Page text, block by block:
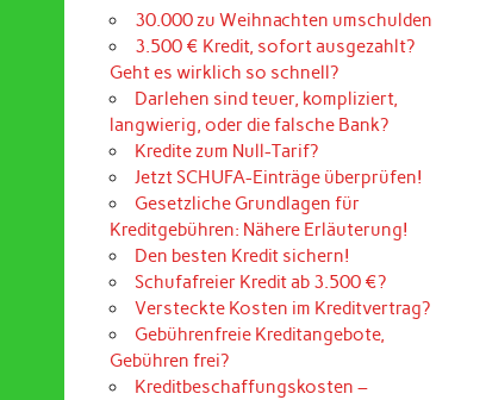
30.000 zu Weihnachten umschulden
3.500 € Kredit, sofort ausgezahlt?
Geht es wirklich so schnell?
Darlehen sind teuer, kompliziert,
langwierig, oder die falsche Bank?
Kredite zum Null-Tarif?
Jetzt SCHUFA-Einträge überprüfen!
Gesetzliche Grundlagen für
Kreditgebühren: Nähere Erläuterung!
Den besten Kredit sichern!
Schufafreier Kredit ab 3.500 €?
Versteckte Kosten im Kreditvertrag?
Gebührenfreie Kreditangebote,
Gebühren frei?
Kreditbeschaffungskosten –